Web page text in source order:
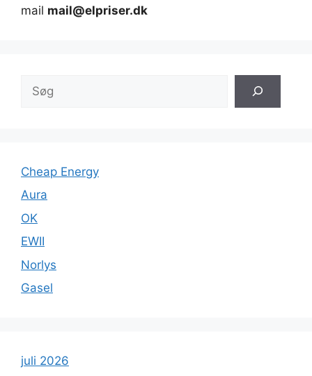
mail mail@elpriser.dk
Cheap Energy
Aura
OK
EWII
Norlys
Gasel
juli 2026